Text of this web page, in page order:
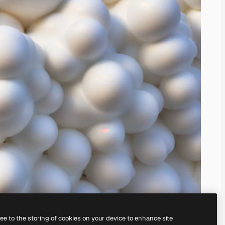
avulla
to the storing of cookies on your device to enhance site